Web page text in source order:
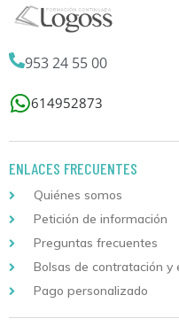
953 24 55 00
614952873
ENLACES FRECUENTES
Quiénes somos
Petición de información
Preguntas frecuentes
Bolsas de contratación y
Pago personalizado